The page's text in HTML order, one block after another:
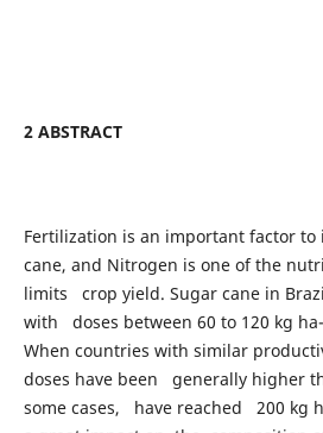
2 ABSTRACT
Fertilization is an important factor
cane, and Nitrogen is one of the
limits crop yield. Sugar cane in
with doses between 60 to 120 kg
When countries with similar
doses have been generally higher
some cases, have reached 200 kg